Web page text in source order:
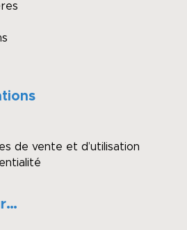
de vente et d’utilisation